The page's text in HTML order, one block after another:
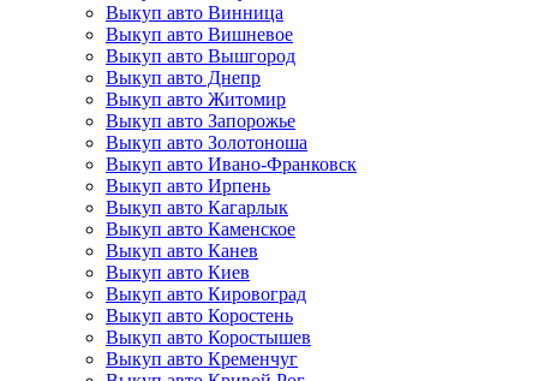
Выкуп авто Винница
Выкуп авто Вишневое
Выкуп авто Вышгород
Выкуп авто Днепр
Выкуп авто Житомир
Выкуп авто Запорожье
Выкуп авто Золотоноша
Выкуп авто Ивано-Франковск
Выкуп авто Ирпень
Выкуп авто Кагарлык
Выкуп авто Каменское
Выкуп авто Канев
Выкуп авто Киев
Выкуп авто Кировоград
Выкуп авто Коростень
Выкуп авто Коростышев
Выкуп авто Кременчуг